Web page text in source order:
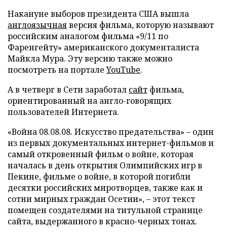
Накануне выборов президента США вышла
англоязычнаяверсия фильма, которую называют
российским аналогом фильма «9/11 по
Фаренгейту» американского документалиста
Майкла Мура. Эту версию также можно
посмотреть на порталеYouTube.
А в четверг в Сети заработал сайт фильма,
ориентированный на англо-говорящих
пользователей Интернета.
«Война 08.08.08. Искусство предательства» – один
из первых документальных интернет-фильмов и
самый откровенный фильм о войне, которая
началась в день открытия Олимпийских игр в
Пекине, фильме о войне, в которой погибли
десятки российских миротворцев, также как и
сотни мирных граждан Осетии», – этот текст
помещен создателями на титульной странице
сайта, выдержанного в красно-черных тонах.